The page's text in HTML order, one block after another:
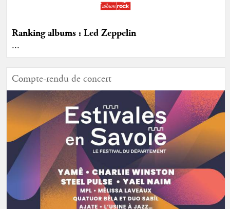
Ranking albums : Led Zeppelin
...
Compte-rendu de concert